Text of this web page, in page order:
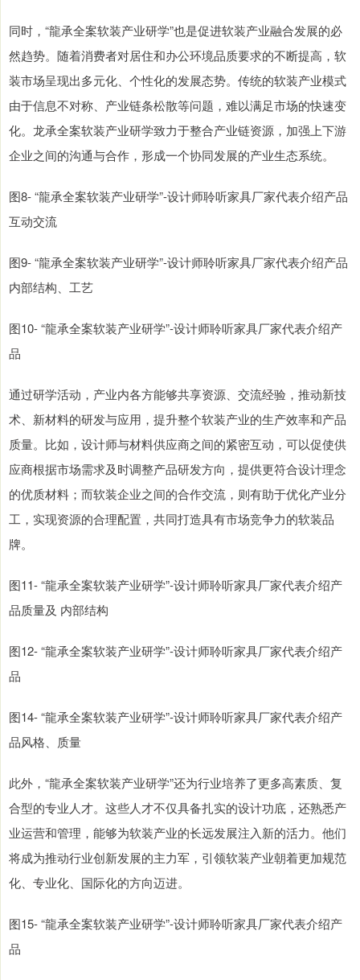
同时，“龍承全案软装产业研学”也是促进软装产业融合发展的必
然趋势。随着消费者对居住和办公环境品质要求的不断提高，软
装市场呈现出多元化、个性化的发展态势。传统的软装产业模式
由于信息不对称、产业链条松散等问题，难以满足市场的快速变
化。龙承全案软装产业研学致力于整合产业链资源，加强上下游
企业之间的沟通与合作，形成一个协同发展的产业生态系统。
图8- “龍承全案软装产业研学”-设计师聆听家具厂家代表介绍产品
互动交流
图9- “龍承全案软装产业研学”-设计师聆听家具厂家代表介绍产品
内部结构、工艺
图10- “龍承全案软装产业研学”-设计师聆听家具厂家代表介绍产
品
通过研学活动，产业内各方能够共享资源、交流经验，推动新技
术、新材料的研发与应用，提升整个软装产业的生产效率和产品
质量。比如，设计师与材料供应商之间的紧密互动，可以促使供
应商根据市场需求及时调整产品研发方向，提供更符合设计理念
的优质材料；而软装企业之间的合作交流，则有助于优化产业分
工，实现资源的合理配置，共同打造具有市场竞争力的软装品
牌。
图11- “龍承全案软装产业研学”-设计师聆听家具厂家代表介绍产
品质量及 内部结构
图12- “龍承全案软装产业研学”-设计师聆听家具厂家代表介绍产
品
图14- “龍承全案软装产业研学”-设计师聆听家具厂家代表介绍产
品风格、质量
此外，“龍承全案软装产业研学”还为行业培养了更多高素质、复
合型的专业人才。这些人才不仅具备扎实的设计功底，还熟悉产
业运营和管理，能够为软装产业的长远发展注入新的活力。他们
将成为推动行业创新发展的主力军，引领软装产业朝着更加规范
化、专业化、国际化的方向迈进。
图15- “龍承全案软装产业研学”-设计师聆听家具厂家代表介绍产
品